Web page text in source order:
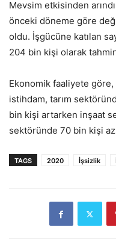
Mevsim etkisinden
önceki döneme göre
oldu. İşgücüne katılan
204 bin kişi olarak
Ekonomik faaliyete göre,
istihdam, tarım
bin kişi artarken inşaat
sektöründe 70 bin kişi
TAGS 2020 İşsizlik